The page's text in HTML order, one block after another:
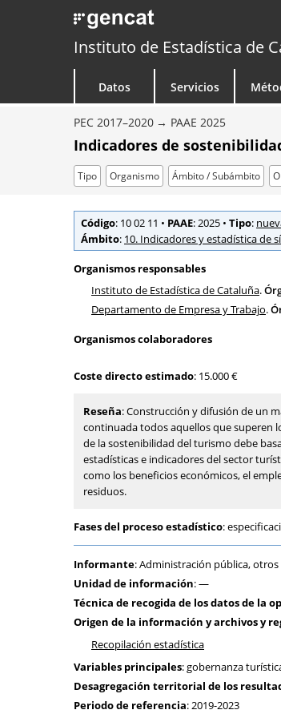
Instituto de Estadística de
Datos Servicios
PEC 2017–2020 PAAE 2025
Indicadores de
Tipo Organismo Ámbito / Subámbito
Código: 10 02 11 • PAAE: 2025 • Tipo:
Ámbito: 10. Indicadores y estadística de
Organismos responsables
Instituto de Estadística de Cataluña.
Departamento de Empresa y Trabajo.
Organismos colaboradores
Coste directo estimado: 15.000 €
Reseña: Construcción y difusión de un
continuada todos aquellos que superen
de la sostenibilidad del turismo debe
estadísticas e indicadores del sector
como los beneficios económicos, el
residuos.
Fases del proceso estadístico:
Informante: Administración pública,
Unidad de información: —
Técnica de recogida de los datos de la
Origen de la información y archivos y
Recopilación estadística
Variables principales: gobernanza
Desagregación territorial de los
Periodo de referencia: 2019-2023